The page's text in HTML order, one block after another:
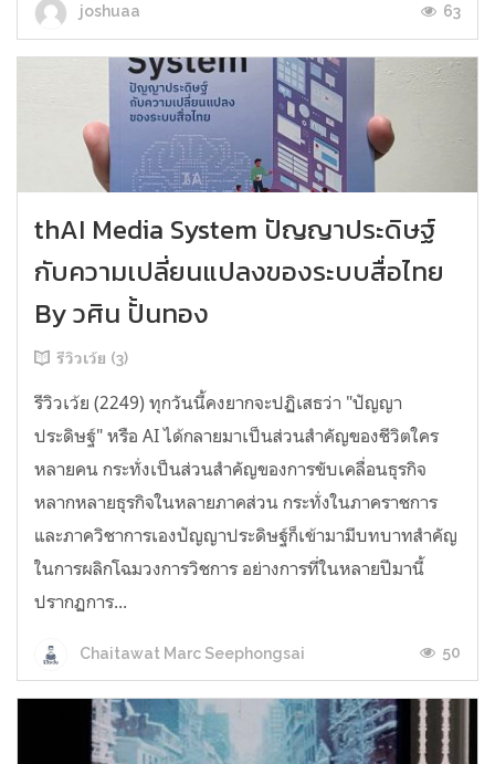
joshuaa 63
thAI Media System ปัญญาประดิษฐ์
กับความเปลี่ยนแปลงของระบบสื่อไทย
By วศิน ปั้นทอง
รีวิวเว้ย (3)
รีวิวเว้ย (2249) ทุกวันนี้คงยากจะปฏิเสธว่า "ปัญญา
ประดิษฐ์" หรือ AI ได้กลายมาเป็นส่วนสำคัญของชีวิตใคร
หลายคน กระทั่งเป็นส่วนสำคัญของการขับเคลื่อนธุรกิจ
หลากหลายธุรกิจในหลายภาคส่วน กระทั่งในภาคราชการ
และภาควิชาการเองปัญญาประดิษฐ์ก็เข้ามามีบทบาทสำคัญ
ในการผลิกโฉมวงการวิชการ อย่างการที่ในหลายปีมานี้
ปรากฏการ...
Chaitawat Marc Seephongsai 50